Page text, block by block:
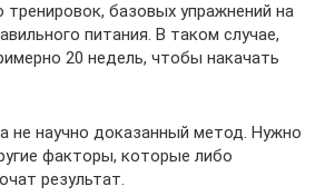
базовых упражнений на
питания. В таком случае,
20 недель, чтобы накачать
не научно доказанный метод. Нужно
факторы, которые либо
результат.